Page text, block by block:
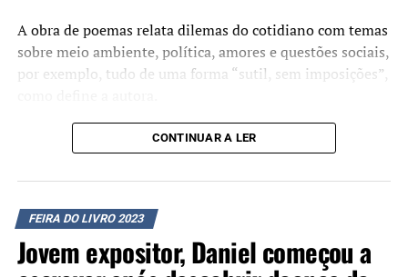
A obra de poemas relata dilemas do cotidiano com temas
sobre meio ambiente, política, amores e questões sociais,
por exemplo, tudo de uma forma “sutil, sem imposições”,
Aos 33 anos, Jaque conta que escreveu o livro até os 29
anos, trazendo um pouco da carga e das emoções das
diferentes fases do amadurecimento, desde a infância,
“Quando eu trintei virou
CONTINUAR A LER
FEIRA DO LIVRO 2023
Jovem expositor, Daniel começou a